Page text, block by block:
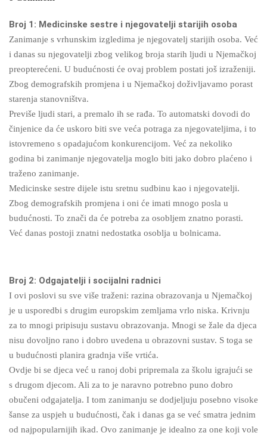
Broj 1: Medicinske sestre i njegovatelji starijih osoba
Zanimanje s vrhunskim izgledima je njegovatelj starijih osoba. Već
i danas su njegovatelji zbog velikog broja starih ljudi u Njemačkoj
preopterećeni. U budućnosti će ovaj problem postati još izraženiji.
Zbog demografskih promjena i u Njemačkoj doživljavamo porast
starenja stanovništva.
Previše ljudi stari, a premalo ih se rađa. To automatski dovodi do
činjenice da će uskoro biti sve veća potraga za njegovateljima, i to
istovremeno s opadajućom konkurencijom. Već za nekoliko
godina bi zanimanje njegovatelja moglo biti jako dobro plaćeno i
traženo zanimanje.
Medicinske sestre dijele istu sretnu sudbinu kao i njegovatelji.
Zbog demografskih promjena i oni će imati mnogo posla u
budućnosti. To znači da će potreba za osobljem znatno porasti.
Već danas postoji znatni nedostatka osoblja u bolnicama.
Broj 2: Odgajatelji i socijalni radnici
I ovi poslovi su sve više traženi: razina obrazovanja u Njemačkoj
je u usporedbi s drugim europskim zemljama vrlo niska. Krivnju
za to mnogi pripisuju sustavu obrazovanja. Mnogi se žale da djeca
nisu dovoljno rano i dobro uvedena u obrazovni sustav. S toga se
u budućnosti planira gradnja više vrtića.
Ovdje bi se djeca već u ranoj dobi pripremala za školu igrajući se
s drugom djecom. Ali za to je naravno potrebno puno dobro
obučeni odgajatelja. I tom zanimanju se dodjeljuju posebno visoke
šanse za uspjeh u budućnosti, čak i danas ga se već smatra jednim
od najpopularnijih ikad. Ovo zanimanje je idealno za one koji vole